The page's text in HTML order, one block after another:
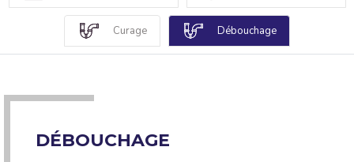
Curage Débouchage
DÉBOUCHAGE